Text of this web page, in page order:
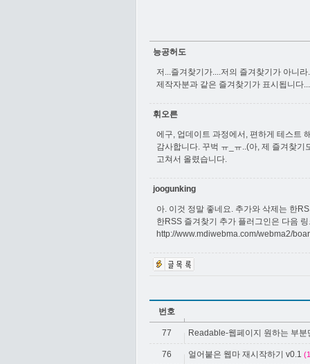
능공허도
저...즐겨찾기가....저의 즐겨찾기가 아니라
제작자분과 같은 즐겨찾기가 표시됩니다...
휘오른
에구, 업데이트 과정에서, 편하게 테스트
감사합니다. 꾸벅 ㅠ_ㅠ..(아, 제 즐겨찾기
고쳐서 올렸습니다.
joogunking
아. 이것 정말 좋네요. 추가와 삭제는 한
한RSS 즐겨찾기 추가 플러그인은 다음
http://www.mdiwebma.com/webma2/
번호
77 Readable-웹페이지 원하는 부분
76 얼어붙은 웹마 재시작하기 v0.1